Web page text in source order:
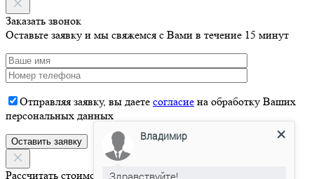
Заказать звонок
Оставьте заявку и мы свяжемся с Вами в течение 15 минут
Отправляя заявку, вы даете согласие на обработку Ваших
персональных данных
Рассчитать стоимость
Владимир
Здравствуйте!